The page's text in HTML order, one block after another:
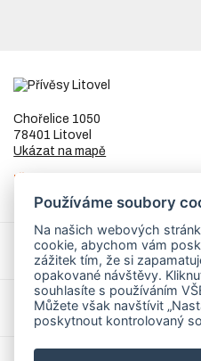
Chořelice 1050
78401 Litovel
Ukázat na mapě
IČ
DIČCZ8253255307
Přívěsy a náhradní díly
Servis
Používáme soubory
Na našich webových
cookie, abychom vám
zážitek tím, že si
opakované návštěvy.
souhlasíte s používáním
Můžete však navštívit
poskytnout kontrolovaný